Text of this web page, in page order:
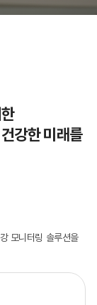
강한 미래를
모니터링 솔루션을